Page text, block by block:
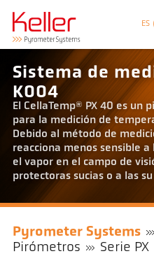
ES
Sistema de
K004
El CellaTemp® PX 40 es
para la medición de
Debido al método de
reacciona menos sensible
el vapor en el campo de
protectoras sucias o a las su
Pyrometer Systems
Pirómetros
Serie PX